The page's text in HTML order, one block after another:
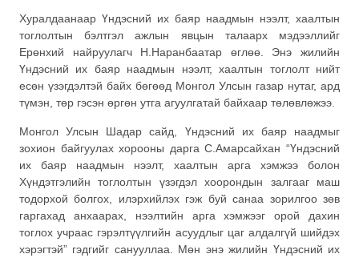
Хуралдаанаар Үндэсний их баяр наадмын нээлт, хаалтын
тоглолтын бэлтгэл ажлын явцын талаарх мэдээллийг
Ерөнхий найруулагч Н.Наранбаатар өглөө. Энэ жилийн
Үндэсний их баяр наадмын нээлт, хаалтын тоглолт нийт
есөн үзэгдэлтэй байх бөгөөд Монгол Улсын газар нутаг, ард
түмэн, төр гэсэн өргөн утга агуулгатай байхаар төлөвлөжээ.
Монгол Улсын Шадар сайд, Үндэсний их баяр наадмыг
зохион байгуулах хорооны дарга С.Амарсайхан “Үндэсний
их баяр наадмын нээлт, хаалтын арга хэмжээ болон
Хүндэтгэлийн тоглолтын үзэгдэл хоорондын залгааг маш
тодорхой болгох, илэрхийлэх гэж буй санаа зорилгоо зөв
гаргахад анхаарах, нээлтийн арга хэмжээг орой дахин
тоглох учраас гэрэлтүүлгийн асуудлыг цаг алдалгүй шийдэх
хэрэгтэй” гэдгийг санууллаа. Мөн энэ жилийн Үндэсний их